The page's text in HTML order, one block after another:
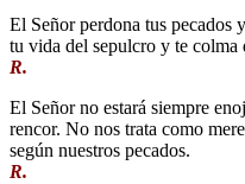
El Señor perdona tus pecados
tu vida del sepulcro y te colma
R.
El Señor no estará siempre
rencor. No nos trata como
según nuestros pecados.
R.